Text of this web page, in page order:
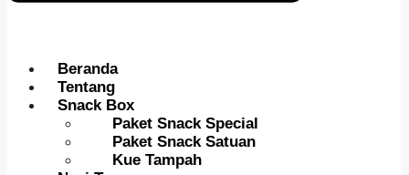
Beranda
Tentang
Snack Box
Paket Snack Special
Paket Snack Satuan
Kue Tampah